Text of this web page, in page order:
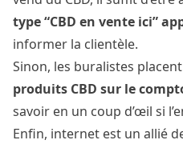
type “CBD en vente ici”
informer la clientèle.
Sinon, les buralistes
produits CBD sur le
savoir en un coup d’œil si
Enfin, internet est un allié